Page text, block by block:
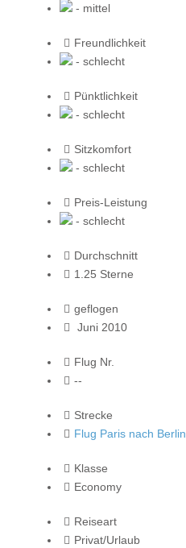
- mittel
Freundlichkeit
- schlecht
Pünktlichkeit
- schlecht
Sitzkomfort
- schlecht
Preis-Leistung
- schlecht
Durchschnitt
1.25 Sterne
geflogen
Juni 2010
Flug Nr.
--
Strecke
Flug Paris nach Berlin
Klasse
Economy
Reiseart
Privat/Urlaub